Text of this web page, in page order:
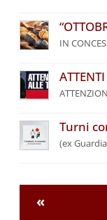
IN
(ex
«